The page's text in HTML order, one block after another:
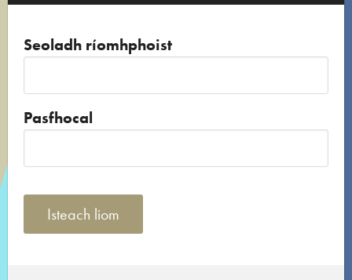
Seoladh ríomhphoist
Pasfhocal